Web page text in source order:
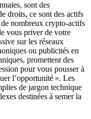
sont des
droits, ce sont des actifs
nombreux crypto‑actifs
vous priver de votre
sur les réseaux
ou publicités en
promettent des
pour vous pousser à
l’opportunité ». Les
de jargon technique
destinées à semer la